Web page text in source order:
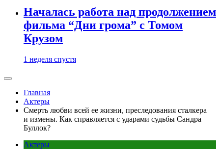
Началась работа над продолжением
фильма “Дни грома” с Томом
Крузом
1 неделя спустя
Главная
Актеры
Смерть любви всей ее жизни, преследования сталкера
и измены. Как справляется с ударами судьбы Сандра
Буллок?
Актеры